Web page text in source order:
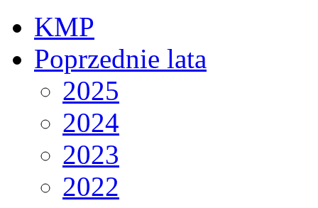
KMP
Poprzednie lata
2025
2024
2023
2022